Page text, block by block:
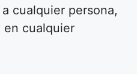
cualquier persona,
en cualquier